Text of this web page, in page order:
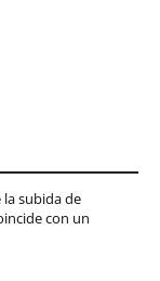
subida de
con un